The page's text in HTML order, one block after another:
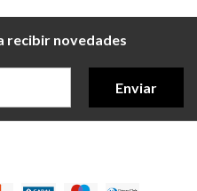
recibir novedades
Enviar